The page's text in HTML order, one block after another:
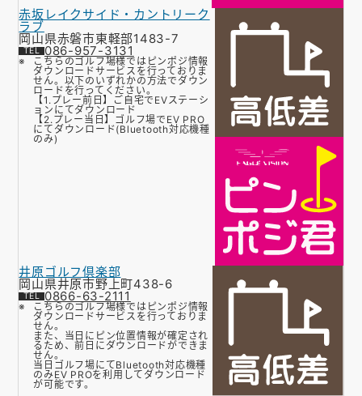
赤坂レイクサイド・カントリーク
ラブ
岡山県赤磐市東軽部1483-7
086-957-3131
こちらのゴルフ場様ではピンポジ情報
ダウンロードサービスを行っておりま
せん。以下のいずれかの方法でダウン
ロードを行ってください。
【1.プレー前日】ご自宅でEVステーシ
ョンにてダウンロード
【2.プレー当日】ゴルフ場でEV PRO
にてダウンロード(Bluetooth対応機種
のみ)
井原ゴルフ倶楽部
岡山県井原市野上町438-6
0866-63-2111
こちらのゴルフ場様ではピンポジ情報
ダウンロードサービスを行っておりま
せん。
また、当日にピン位置情報が確定され
るため、前日にダウンロードができま
せん。
当日ゴルフ場にてBluetooth対応機種
のみEV PROを利用してダウンロード
が可能です。